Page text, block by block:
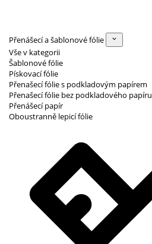
Přenášecí a šablonové fólie
Vše v kategorii
Šablonové fólie
Pískovací fólie
Přenašecí fólie s podkladovým papírem
Přenašecí fólie bez podkladového papíru
Přenášecí papír
Oboustranně lepicí fólie